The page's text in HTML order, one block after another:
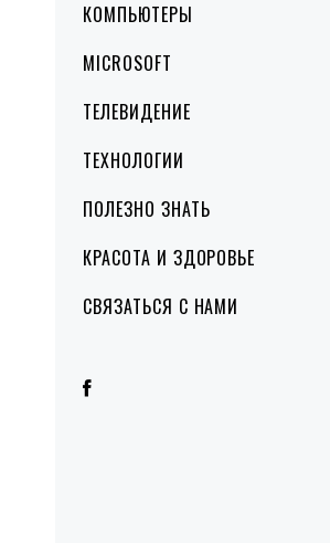
КОМПЬЮТЕРЫ
MICROSOFT
ТЕЛЕВИДЕНИЕ
ТЕХНОЛОГИИ
ПОЛЕЗНО ЗНАТЬ
КРАСОТА И ЗДОРОВЬЕ
СВЯЗАТЬСЯ С НАМИ